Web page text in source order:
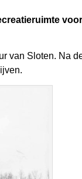
van Sloten. Na